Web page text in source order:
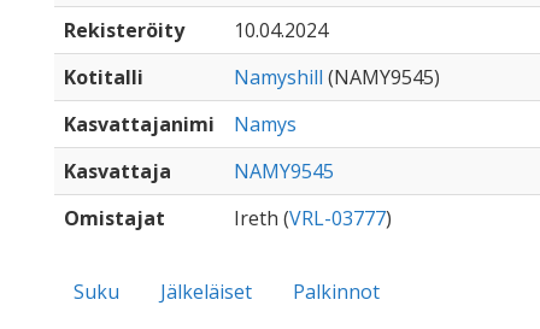
Rekisteröity
10.04.2024
Kotitalli
Namyshill (NAMY9545)
Kasvattajanimi
Namys
Kasvattaja
NAMY9545
Omistajat
Ireth (VRL-03777)
Suku Jälkeläiset
Palkinnot